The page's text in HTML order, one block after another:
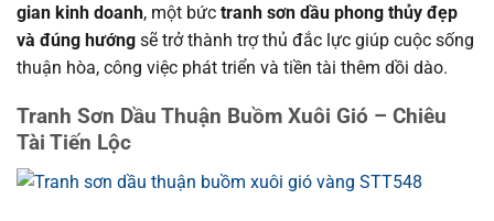
gian kinh doanh, một bức tranh sơn dầu phong thủy đẹp
và đúng hướng sẽ trở thành trợ thủ đắc lực giúp cuộc sống
thuận hòa, công việc phát triển và tiền tài thêm dồi dào.
Tranh Sơn Dầu Thuận Buồm Xuôi Gió – Chiêu
Tài Tiến Lộc